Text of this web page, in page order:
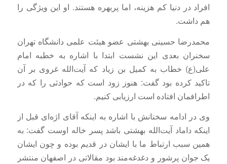
افراد در دنیا کم هزینه، اما پربهره هستند. او این ویژگی را
هم داشت.
محمدرضا حسینی بهشتی عضو هیئت علمی دانشگاه تهران
سخنران بعدی این نشست ابتدا با اشاره به خطبه امام
علی(ع) خطاب به کمیل بن زیاد که آیت‌الله غروی بر آن
تاکید کرده بود گفت: هنوز زود است که حوادثی را که در
اطرافمان افتاده است ارزیابی کنیم.
وی در ادامه سخنانش با اشاره به اینکه آقای اژه‌ای قبل از
اینکه داماد آیت‌الله بهشتی باشد پسر خاله اوست گفت: به
همین سبب ارتباط ما با ایشان در قدیم بوده و چون ایشان
یک جوان پرشور و دغدغه‌مند بود مقالاتی در اصفهان منتشر